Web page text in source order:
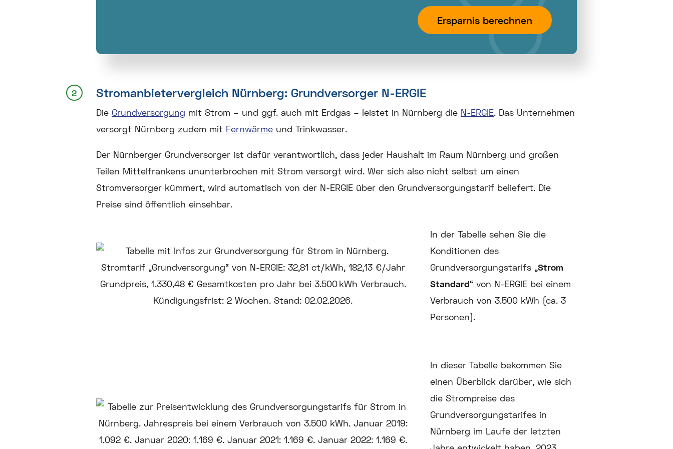
Ort
Ersparnis berechnen
Stromanbietervergleich Nürnberg: Grundversorger N-ERGIE
Die Grundversorgung mit Strom – und ggf. auch mit Erdgas – leistet in Nürnberg die N-ERGIE. Das Unternehmen
versorgt Nürnberg zudem mit Fernwärme und Trinkwasser.
Der Nürnberger Grundversorger ist dafür verantwortlich, dass jeder Haushalt im Raum Nürnberg und großen
Teilen Mittelfrankens ununterbrochen mit Strom versorgt wird. Wer sich also nicht selbst um einen
Stromversorger kümmert, wird automatisch von der N-ERGIE über den Grundversorgungstarif beliefert. Die
Preise sind öffentlich einsehbar.
In der Tabelle sehen Sie die
Konditionen des
Grundversorgungstarifs „Strom
Standard“ von N-ERGIE bei einem
Verbrauch von 3.500 kWh (ca. 3
Personen).
In dieser Tabelle bekommen Sie
einen Überblick darüber, wie sich
die Strompreise des
Grundversorgungstarifes in
Nürnberg im Laufe der letzten